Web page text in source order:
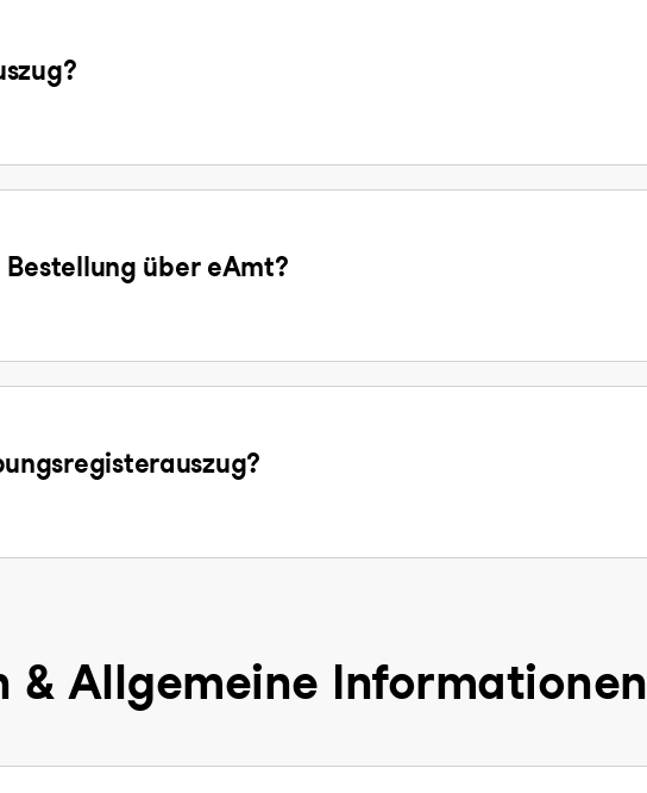
über eAmt?
& Allgemeine Informationen